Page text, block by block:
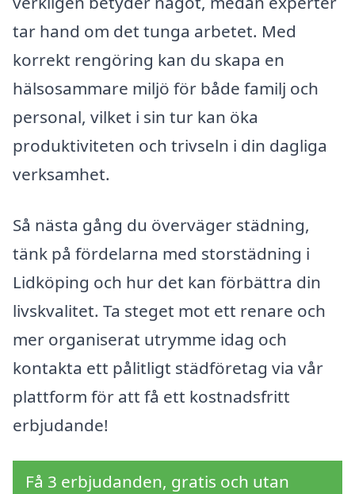
tar hand om det tunga arbetet. Med
korrekt rengöring kan du skapa en
hälsosammare miljö för både familj och
personal, vilket i sin tur kan öka
produktiviteten och trivseln i din dagliga
verksamhet.
Så nästa gång du överväger städning,
tänk på fördelarna med storstädning i
Lidköping och hur det kan förbättra din
livskvalitet. Ta steget mot ett renare och
mer organiserat utrymme idag och
kontakta ett pålitligt städföretag via vår
plattform för att få ett kostnadsfritt
erbjudande!
Få 3 erbjudanden, gratis och utan